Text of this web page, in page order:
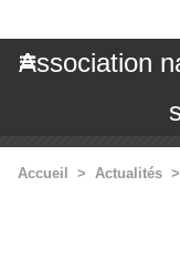
Association
Accueil > Actualités >